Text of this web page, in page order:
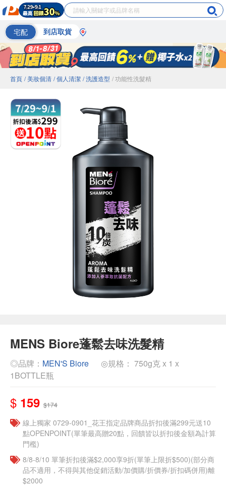
宅配 到店取貨
首頁 / 美妝個清 / 個人清潔 / 洗護造型 / 功能性洗髮精
MENS Biore蓬鬆去味洗髮精
◎品牌： MEN'S Biore
◎規格： 750g克 x 1 x
1BOTTLE瓶
$ 159 $174
線上獨家 0729-0901_花王指定品牌商品折扣後滿299元送10
點OPENPOINT(單筆最高贈20點，回饋皆以折扣後金額為計算
門檻)
8/8-8/10 單筆折扣後滿$2,000享9折(單筆上限折$500)(部分商
品不適用，不得與其他促銷活動/加價購/折價券/折扣碼併用)離
$2000